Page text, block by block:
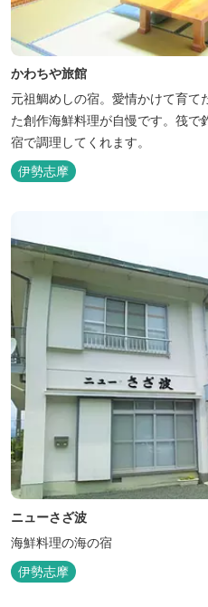
かわちや旅館
元祖鯛めしの宿。愛情かけて育て
た創作海鮮料理が自慢です。筏
宿で調理してくれます。
伊勢志摩
ニューさざ波
海鮮料理の海の宿
伊勢志摩